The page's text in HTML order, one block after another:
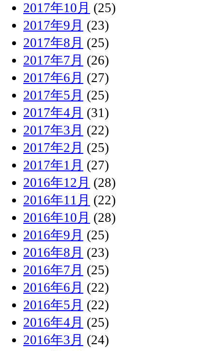
2017年10月 (25)
2017年9月 (23)
2017年8月 (25)
2017年7月 (26)
2017年6月 (27)
2017年5月 (25)
2017年4月 (31)
2017年3月 (22)
2017年2月 (25)
2017年1月 (27)
2016年12月 (28)
2016年11月 (22)
2016年10月 (28)
2016年9月 (25)
2016年8月 (23)
2016年7月 (25)
2016年6月 (22)
2016年5月 (22)
2016年4月 (25)
2016年3月 (24)